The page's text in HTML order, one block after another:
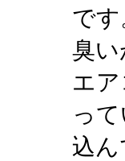
で
臭
エ
っ
込